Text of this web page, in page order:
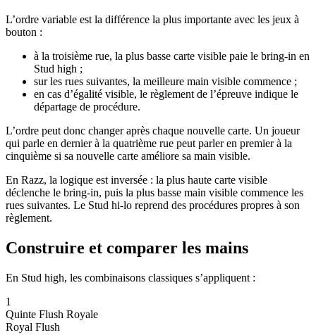
L’ordre variable est la différence la plus importante avec les jeux à
bouton :
à la troisième rue, la plus basse carte visible paie le bring-in en
Stud high ;
sur les rues suivantes, la meilleure main visible commence ;
en cas d’égalité visible, le règlement de l’épreuve indique le
départage de procédure.
L’ordre peut donc changer après chaque nouvelle carte. Un joueur
qui parle en dernier à la quatrième rue peut parler en premier à la
cinquième si sa nouvelle carte améliore sa main visible.
En Razz, la logique est inversée : la plus haute carte visible
déclenche le bring-in, puis la plus basse main visible commence les
rues suivantes. Le Stud hi-lo reprend des procédures propres à son
règlement.
Construire et comparer les mains
En Stud high, les combinaisons classiques s’appliquent :
1
Quinte Flush Royale
Royal Flush